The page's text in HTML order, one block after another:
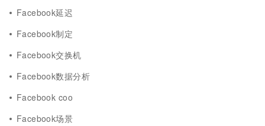
Facebook延迟
Facebook制定
Facebook交换机
Facebook数据分析
Facebook coo
Facebook场景